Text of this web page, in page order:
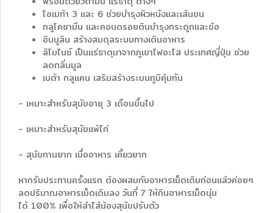
โอเมก้า 3 และ 6 ช่วยบำรุงผิวหนังและเส้นขน
กลูโคซามีน และคอนดรอยตินบำรุงกระดูกและข้อ
อินนูลิน สร้างสมดุลระบบทางเดินอาหาร
ลิโมไนซ์ เป็นแร่ธาตุมาจากภูเขาไฟอะโส ประเทศญี่ปุ่น ช่วย
ลดกลิ่นมูล
เบต้า กลูแคน เสริมสร้างระบบภูมิคุ้มกัน
- เหมาะสำหรับสุนัขอายุ 3 เดือนขึ้นไป
- เหมาะสำหรับสุนัขแพ้ไก่
- สุนัขทานยาก เบื่ออาหาร เคี้ยวยาก
หากรับประทานครั้งแรก ต้องผสมกับอาหารเม็ดเดิมก่อนแล้วค่อยๆ
ลดปริมาณอาหารเม็ดเดิมลง วันที่ 7 ให้กินอาหารเม็ดนุ่ม
ได้ 100% เพื่อให้ลำไส้น้องสุนัขปรับตัว